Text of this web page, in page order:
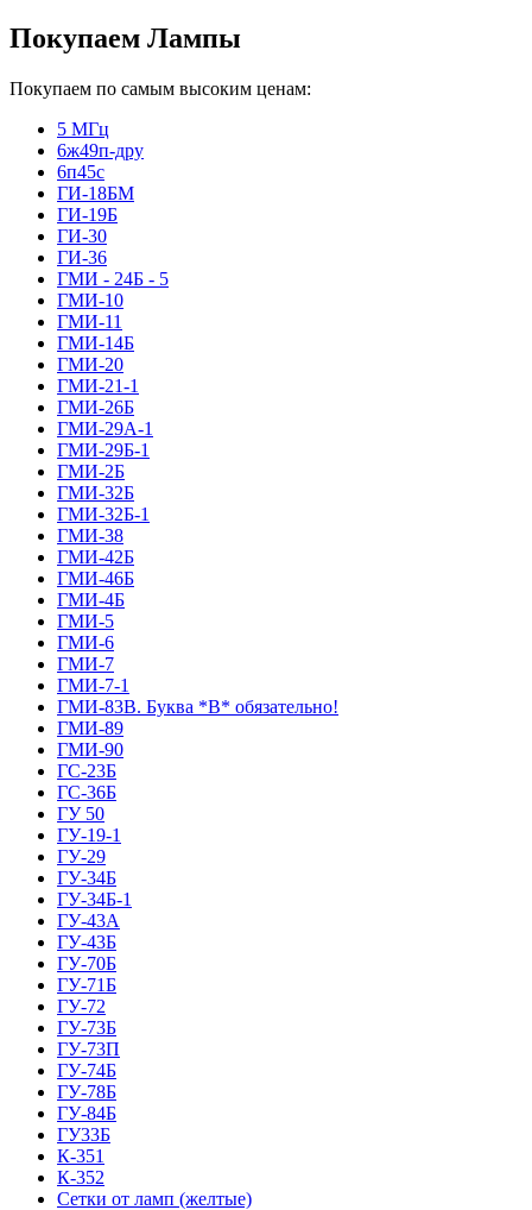
Покупаем Лампы
Покупаем по самым высоким ценам:
5 МГц
6ж49п-дру
6п45с
ГИ-18БМ
ГИ-19Б
ГИ-30
ГИ-36
ГМИ - 24Б - 5
ГМИ-10
ГМИ-11
ГМИ-14Б
ГМИ-20
ГМИ-21-1
ГМИ-26Б
ГМИ-29А-1
ГМИ-29Б-1
ГМИ-2Б
ГМИ-32Б
ГМИ-32Б-1
ГМИ-38
ГМИ-42Б
ГМИ-46Б
ГМИ-4Б
ГМИ-5
ГМИ-6
ГМИ-7
ГМИ-7-1
ГМИ-83В. Буква *В* обязательно!
ГМИ-89
ГМИ-90
ГС-23Б
ГС-36Б
ГУ 50
ГУ-19-1
ГУ-29
ГУ-34Б
ГУ-34Б-1
ГУ-43А
ГУ-43Б
ГУ-70Б
ГУ-71Б
ГУ-72
ГУ-73Б
ГУ-73П
ГУ-74Б
ГУ-78Б
ГУ-84Б
ГУ33Б
К-351
К-352
Сетки от ламп (желтые)